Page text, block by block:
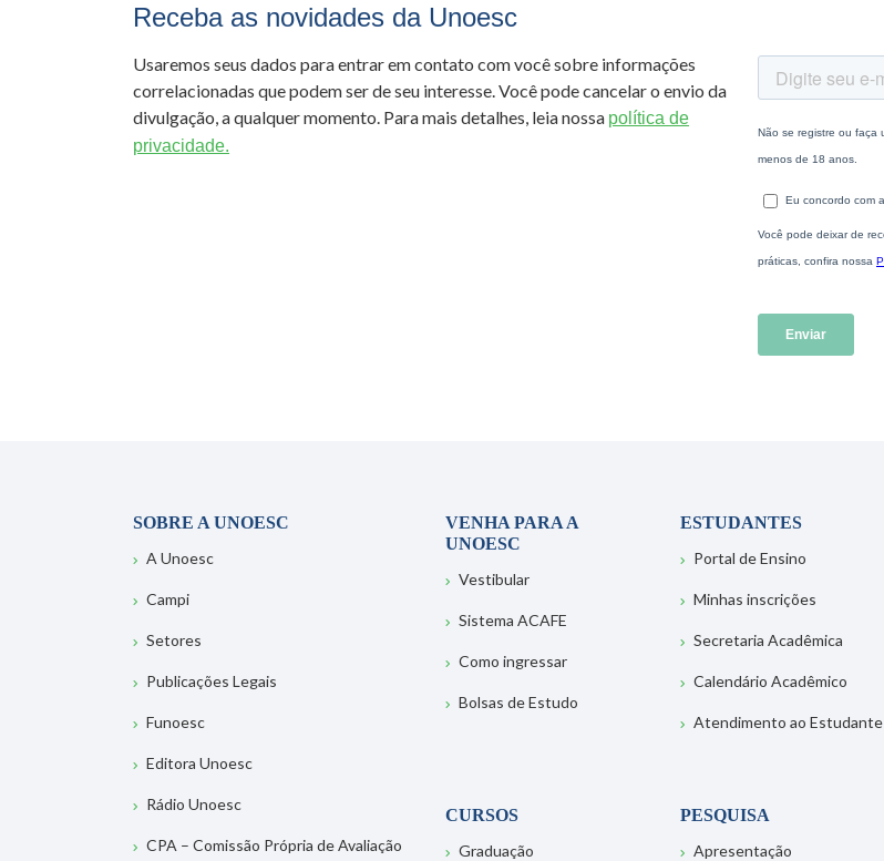
Receba as novidades da Unoesc
Usaremos seus dados para entrar em contato com você sobre informações
correlacionadas que podem ser de seu interesse. Você pode cancelar o envio da
divulgação, a qualquer momento. Para mais detalhes, leia nossa política de
privacidade.
SOBRE A UNOESC
A Unoesc
Campi
Setores
Publicações Legais
Funoesc
Editora Unoesc
Rádio Unoesc
CPA – Comissão Própria de Avaliação
VENHA PARA A
UNOESC
Vestibular
Sistema ACAFE
Como ingressar
Bolsas de Estudo
ESTUDANTES
Portal de Ensino
Minhas inscrições
Secretaria Acadêmica
Calendário Acadêmico
Atendimento ao Estudante
CURSOS
Graduação
PESQUISA
Apresentação